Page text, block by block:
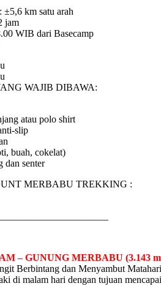
±5,6 km satu arah
jam
WIB dari Basecamp
WAJIB DIBAWA:
atau polo shirt
slip
buah, cokelat)
dan senter
MERBABU TREKKING :
– GUNUNG MERBABU (3.143
Berbintang dan Menyambut
di malam hari dengan tujuan